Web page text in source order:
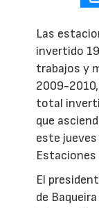
Las
invertido
trabajos y
2009-
total
que
este
Estaciones
El
de